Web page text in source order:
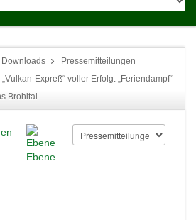
Downloads
Pressemitteilungen
Expreß“ voller Erfolg: „Feriendampf“
Brohltal
Ebene